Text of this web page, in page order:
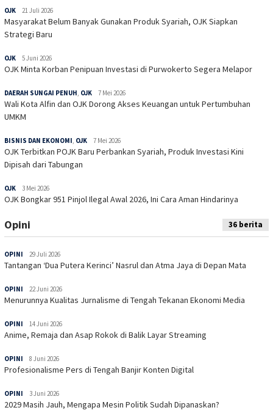
OJK 21 Juli 2026
Masyarakat Belum Banyak Gunakan Produk Syariah, OJK Siapkan
Strategi Baru
OJK 5 Juni 2026
OJK Minta Korban Penipuan Investasi di Purwokerto Segera Melapor
DAERAH SUNGAI PENUH OJK 7 Mei 2026
Wali Kota Alfin dan OJK Dorong Akses Keuangan untuk Pertumbuhan
UMKM
BISNIS DAN EKONOMI OJK 7 Mei 2026
OJK Terbitkan POJK Baru Perbankan Syariah, Produk Investasi Kini
Dipisah dari Tabungan
OJK 3 Mei 2026
OJK Bongkar 951 Pinjol Ilegal Awal 2026, Ini Cara Aman Hindarinya
Opini 36 berita
OPINI 29 Juli 2026
Tantangan ‘Dua Putera Kerinci’ Nasrul dan Atma Jaya di Depan Mata
OPINI 22 Juni 2026
Menurunnya Kualitas Jurnalisme di Tengah Tekanan Ekonomi Media
OPINI 14 Juni 2026
Anime, Remaja dan Asap Rokok di Balik Layar Streaming
OPINI 8 Juni 2026
Profesionalisme Pers di Tengah Banjir Konten Digital
OPINI 3 Juni 2026
2029 Masih Jauh, Mengapa Mesin Politik Sudah Dipanaskan?